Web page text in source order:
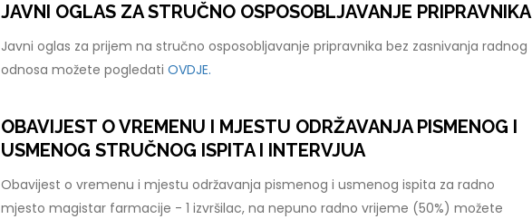
JAVNI OGLAS ZA STRUČNO OSPOSOBLJAVANJE PRIPRAVNIKA
Javni oglas za prijem na stručno osposobljavanje pripravnika bez zasnivanja radnog
odnosa možete pogledati OVDJE.
OBAVIJEST O VREMENU I MJESTU ODRŽAVANJA PISMENOG I
USMENOG STRUČNOG ISPITA I INTERVJUA
Obavijest o vremenu i mjestu održavanja pismenog i usmenog ispita za radno
mjesto magistar farmacije - 1 izvršilac, na nepuno radno vrijeme (50%) možete